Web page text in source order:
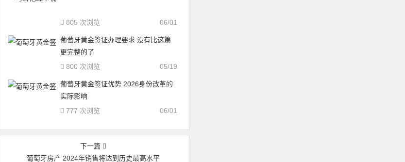
06/01
805 次浏览
葡萄牙黄金签证办理要求 没有比这篇
更完整的了
05/19
800 次浏览
葡萄牙黄金签证优势 2026身份改革的
实际影响
06/01
777 次浏览
下一篇
葡萄牙房产 2024年销售将达到历史最高水平